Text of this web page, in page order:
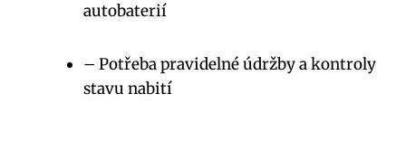
autobaterií
– Potřeba pravidelné údržby a kontroly
stavu nabití